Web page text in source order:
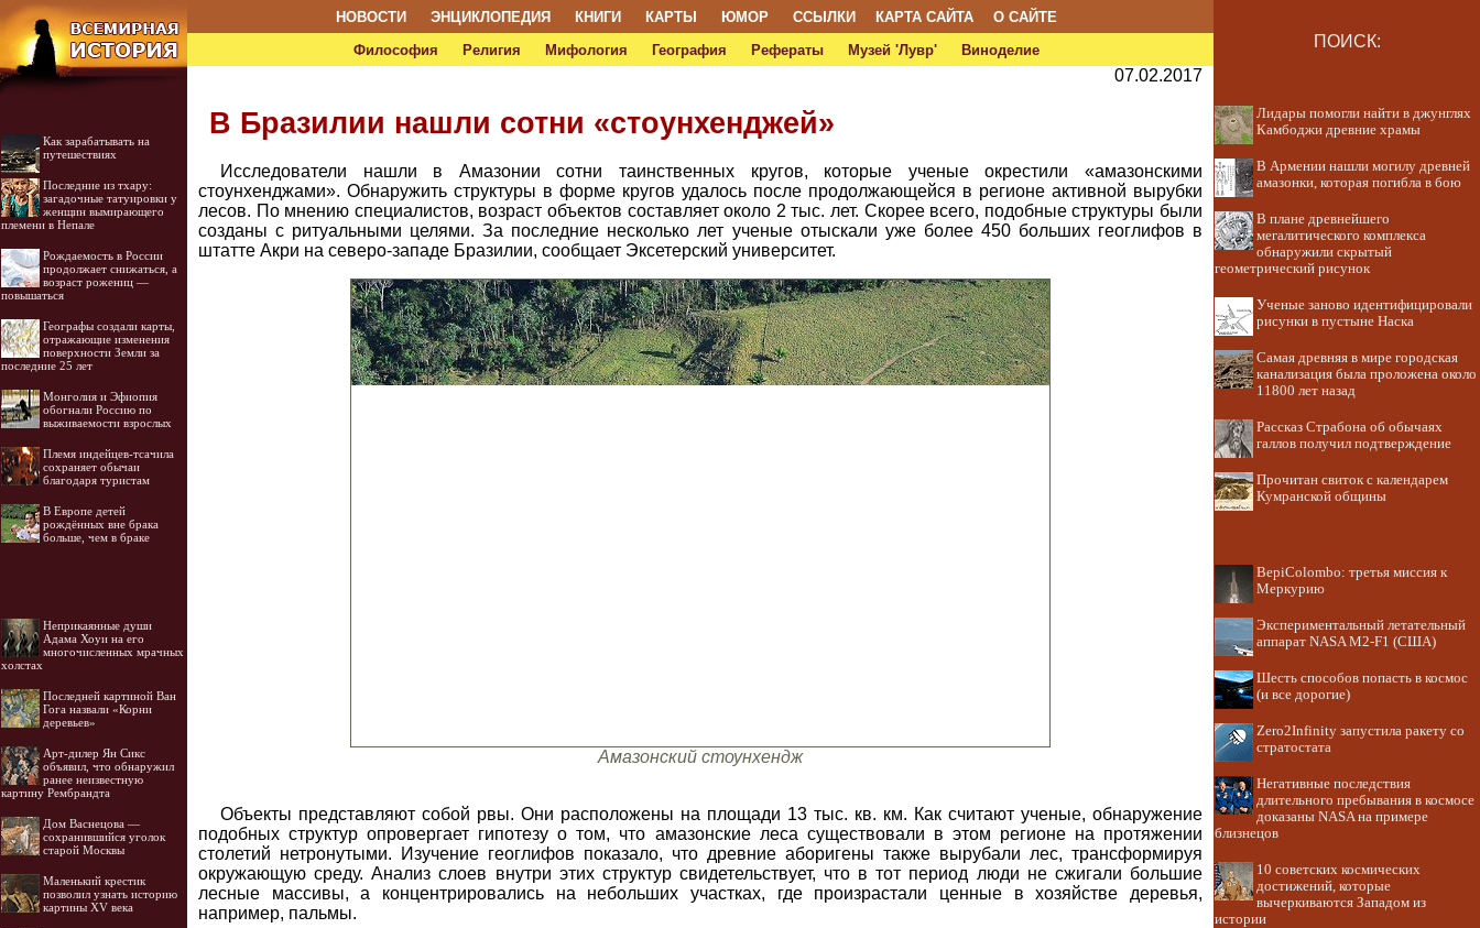
НОВОСТИ ЭНЦИКЛОПЕДИЯ КНИГИ КАРТЫ ЮМОР ССЫЛКИ КАРТА САЙТА
О САЙТЕ
Философия
Религия Мифология География Рефераты Музей 'Лувр' Виноделие ПОИСК:
Как зарабатывать на
путешествиях
Последние из тхару:
загадочные татуировки у
женщин вымирающего
племени в Непале
Рождаемость в России
продолжает снижаться, а
возраст рожениц —
повышаться
Географы создали карты,
отражающие изменения
поверхности Земли за
последние 25 лет
Монголия и Эфиопия
обогнали Россию по
выживаемости взрослых
Племя индейцев-тсачила
сохраняет обычаи
благодаря туристам
В Европе детей
рождённых вне брака
больше, чем в браке
Неприкаянные души
Адама Хоуи на его
многочисленных мрачных
холстах
Последней картиной Ван
Гога назвали «Корни
деревьев»
Арт-дилер Ян Сикс
объявил, что обнаружил
ранее неизвестную
картину Рембрандта
Дом Васнецова —
сохранившийся уголок
старой Москвы
Маленький крестик
позволил узнать историю
картины XV века
07.02.2017
В Бразилии нашли сотни «стоунхенджей»
Исследователи нашли в Амазонии сотни таинственных кругов, которые ученые окрестили «амазонскими
стоунхенджами». Обнаружить структуры в форме кругов удалось после продолжающейся в регионе активной вырубки
лесов. По мнению специалистов, возраст объектов составляет около 2 тыс. лет. Скорее всего, подобные структуры были
созданы с ритуальными целями. За последние несколько лет ученые отыскали уже более 450 больших геоглифов в
штатте Акри на северо-западе Бразилии, сообщает Эксетерский университет.
Амазонский стоунхендж
Объекты представляют собой рвы. Они расположены на площади 13 тыс. кв. км. Как считают ученые, обнаружение
подобных структур опровергает гипотезу о том, что амазонские леса существовали в этом регионе на протяжении
столетий нетронутыми. Изучение геоглифов показало, что древние аборигены также вырубали лес, трансформируя
окружающую среду. Анализ слоев внутри этих структур свидетельствует, что в тот период люди не сжигали большие
лесные массивы, а концентрировались на небольших участках, где произрастали ценные в хозяйстве деревья,
например, пальмы.
Лидары помогли найти в джунглях
Камбоджи древние храмы
В Армении нашли могилу древней
амазонки, которая погибла в бою
В плане древнейшего
мегалитического комплекса
обнаружили скрытый
геометрический рисунок
Ученые заново идентифицировали
рисунки в пустыне Наска
Самая древняя в мире городская
канализация была проложена около
11800 лет назад
Рассказ Страбона об обычаях
галлов получил подтверждение
Прочитан свиток с календарем
Кумранской общины
BepiColombo: третья миссия к
Меркурию
Экспериментальный летательный
аппарат NASA M2-F1 (США)
Шесть способов попасть в космос
(и все дорогие)
Zero2Infinity запустила ракету со
стратостата
Негативные последствия
длительного пребывания в космосе
доказаны NASA на примере
близнецов
10 советских космических
достижений, которые
вычеркиваются Западом из
истории